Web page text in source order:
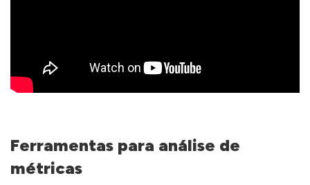
Ferramentas para análise de
métricas